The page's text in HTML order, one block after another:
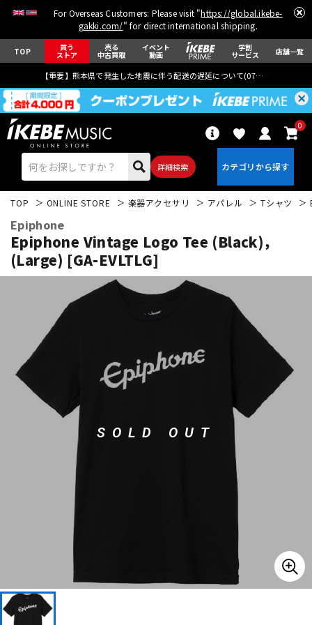
For Overseas Customers: Please visit "https://global.ikebe-
gakki.com/" for direct international shipping.
TOP 買う
ストア
売る
中古買取
イベント
動画
学割
サービス 店舗一覧
【重要】熊本県で発生した地震に伴う配送の遅延について(07月29日
詳細検索
0
エレキギター
キーボード 電子ピアノ
管楽器 その他楽器
アンプ
DJ機器 DTM
TOP ONLINE STORE 楽器アクセサリ アパレル Tシャツ
Epiphone
Epiphone Vintage Logo Tee (Black)，
(Large) [GA-EVLTLG]
SOLD OUT